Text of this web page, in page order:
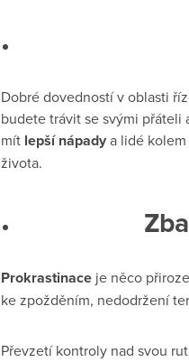
Dobré dovedností v oblasti
budete trávit se svými
mít lepší nápadya lidé
života.
Prokrastinace je něco
ke zpožděním, nedodržení
Převzetí kontroly nad svou